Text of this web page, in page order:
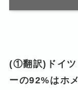
(①翻訳)ドイ
ーの92%はホ